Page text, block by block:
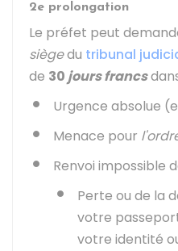
2e prolongation
Le préfet peut
siègedu tribunal
de 30 jours francs
Urgence absolue
Menace pour
Renvoi impossible
Perte ou de la
votre
votre identité